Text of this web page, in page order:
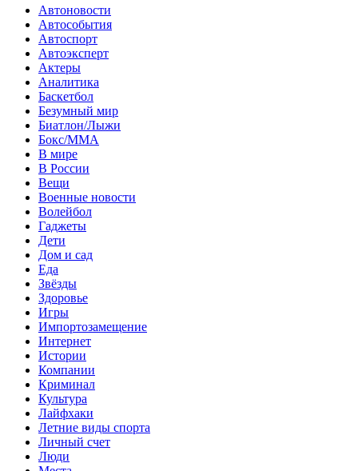
Автоновости
Автособытия
Автоспорт
Автоэксперт
Актеры
Аналитика
Баскетбол
Безумный мир
Биатлон/Лыжи
Бокс/MMA
В мире
В России
Вещи
Военные новости
Волейбол
Гаджеты
Дети
Дом и сад
Еда
Звёзды
Здоровье
Игры
Импортозамещение
Интернет
Истории
Компании
Криминал
Культура
Лайфхаки
Летние виды спорта
Личный счет
Люди